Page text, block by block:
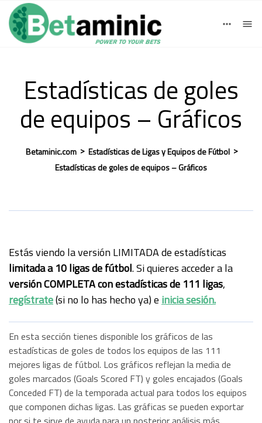
Español
English
Iniciar sesión Regístrate
Estadísticas de goles
de equipos – Gráficos
Betaminic.com > Estadísticas de Ligas y Equipos de Fútbol >
Estadísticas de goles de equipos – Gráficos
Estás viendo la versión LIMITADA de estadísticas
limitada a 10 ligas de fútbol. Si quieres acceder a la
versión COMPLETA con estadísticas de 111 ligas,
regístrate(si no lo has hecho ya) e inicia sesión.
En esta sección tienes disponible los gráficos de las
estadísticas de goles de todos los equipos de las 111
mejores ligas de fútbol. Los gráficos reflejan la media de
goles marcados (Goals Scored FT) y goles encajados (Goals
Conceded FT) de la temporada actual para todos los equipos
que componen dichas ligas. Las gráficas se pueden exportar